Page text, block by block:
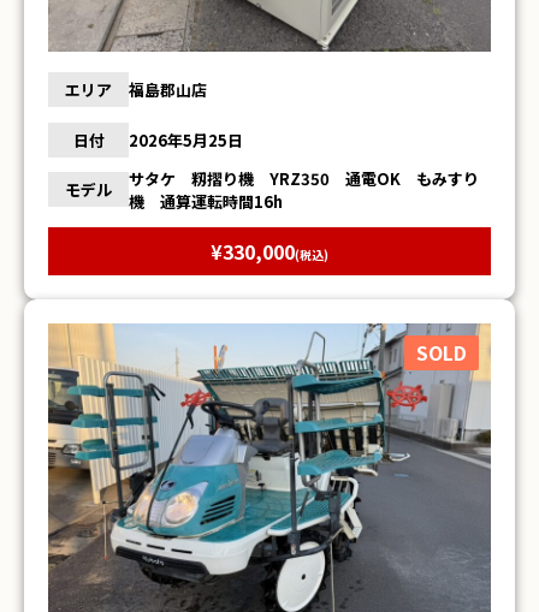
エリア 福島郡山店
日付 2026年5月25日
モデル
サタケ 籾摺り機 YRZ350 通電OK もみすり
機 通算運転時間16h
¥330,000(税込)
SOLD